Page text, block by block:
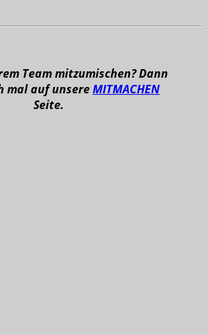
Team mitzumischen? Dann
mal auf unsereMITMACHEN
Seite.